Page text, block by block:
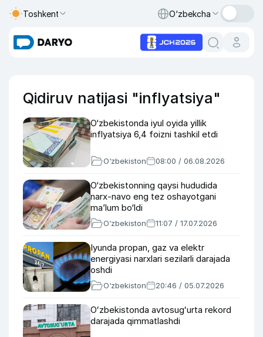
Toshkent O‘zbekcha
Qidiruv natijasi "inflyatsiya"
O‘zbekistonda iyul oyida yillik
inflyatsiya 6,4 foizni tashkil etdi
O‘zbekiston 08:00 / 06.08.2026
O‘zbekistonning qaysi hududida
narx-navo eng tez oshayotgani
maʼlum bo‘ldi
O‘zbekiston 11:07 / 17.07.2026
Iyunda propan, gaz va elektr
energiyasi narxlari sezilarli darajada
oshdi
O‘zbekiston 20:46 / 05.07.2026
Oʻzbekistonda avtosugʻurta rekord
darajada qimmatlashdi